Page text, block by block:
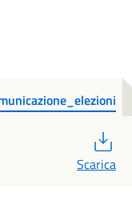
Scarica